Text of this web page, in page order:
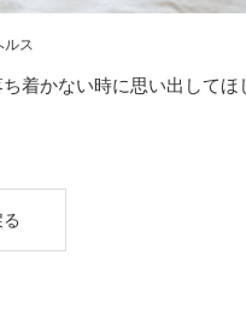
ルス
着かない時に思い出してほ